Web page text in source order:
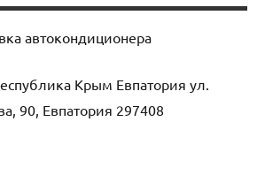
автокондиционера
Крым Евпатория ул.
90, Евпатория 297408